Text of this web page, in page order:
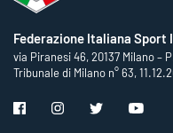
Federazione Italiana Sport
via Piranesi 46, 20137 Milano –
Tribunale di Milano n° 63,